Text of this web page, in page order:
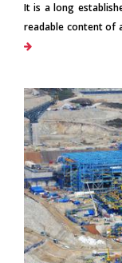
It is a long
readable content of